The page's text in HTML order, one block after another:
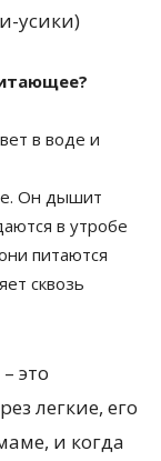
усики)
в воде и
Он дышит
в утробе
питаются
сквозь
это
легкие, его
и когда